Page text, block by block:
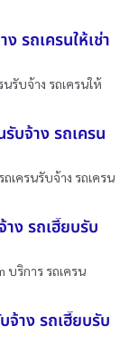
รถเครนให้เช่า
รับจ้าง รถเครนให้
บจ้าง รถเครน
เครนรับจ้าง รถเครน
ง รถเฮี๊ยบรับ
บริการ รถเครน
จ้าง รถเฮี๊ยบรับ